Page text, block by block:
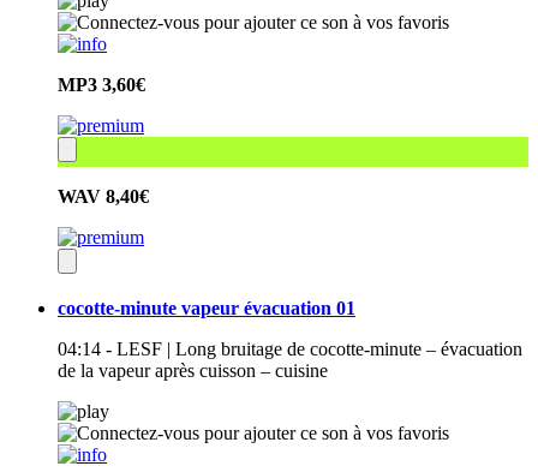
MP3 3,60€
WAV 8,40€
cocotte-minute vapeur évacuation 01
04:14 - LESF | Long bruitage de cocotte-minute – évacuation
de la vapeur après cuisson – cuisine